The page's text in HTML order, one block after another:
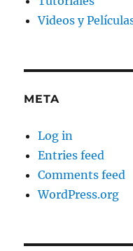
Videos y
META
Log in
Entries feed
Comments feed
WordPress.org